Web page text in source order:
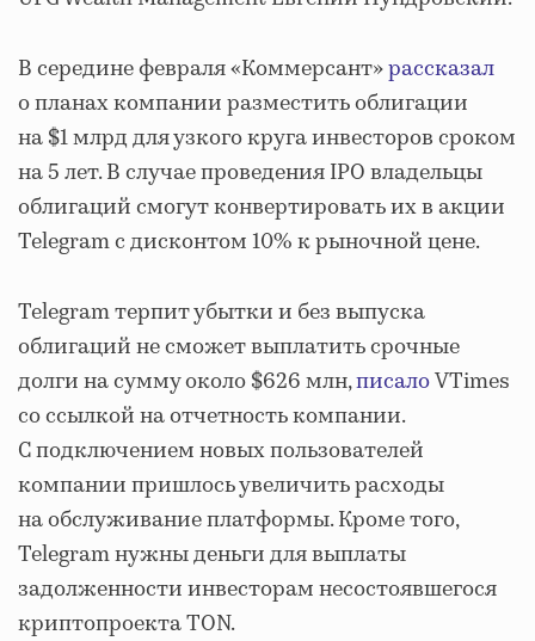
В середине февраля «Коммерсант»рассказал
о планах компании разместить облигации
на $1 млрд для узкого круга инвесторов сроком
на 5 лет. В случае проведения IPO владельцы
облигаций смогут конвертировать их в акции
Telegram с дисконтом 10% к рыночной цене.
Telegram терпит убытки и без выпуска
облигаций не сможет выплатить срочные
долги на сумму около $626 млн,писалоVTimes
со ссылкой на отчетность компании.
С подключением новых пользователей
компании пришлось увеличить расходы
на обслуживание платформы. Кроме того,
Telegram нужны деньги для выплаты
задолженности инвесторам несостоявшегося
криптопроекта TON.